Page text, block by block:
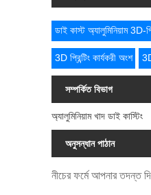
ডাই কাস্ট অ্যালুমিনিয়াম 3D-
3D প্রিন্টিং কার্যকরী অংশ
সম্পর্কিত বিভাগ
অ্যালুমিনিয়াম খাদ ডাই কাস্টিং
অনুসন্ধান পাঠান
নীচের ফর্মে আপনার তদন্ত